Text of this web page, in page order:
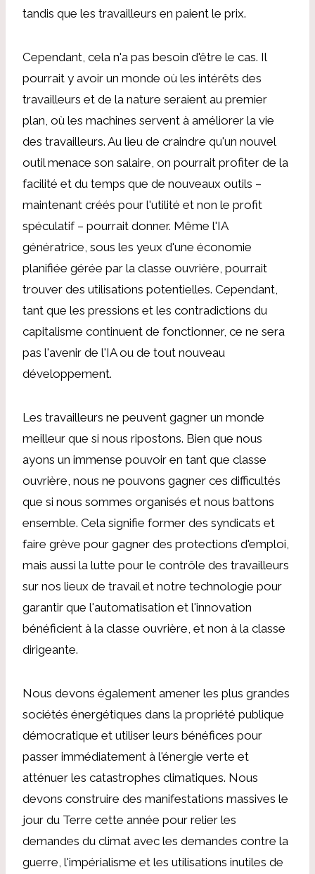
tandis que les travailleurs en paient le prix.
Cependant, cela n'a pas besoin d'être le cas. Il
pourrait y avoir un monde où les intérêts des
travailleurs et de la nature seraient au premier
plan, où les machines servent à améliorer la vie
des travailleurs. Au lieu de craindre qu'un nouvel
outil menace son salaire, on pourrait profiter de la
facilité et du temps que de nouveaux outils –
maintenant créés pour l'utilité et non le profit
spéculatif – pourrait donner. Même l'IA
génératrice, sous les yeux d'une économie
planifiée gérée par la classe ouvrière, pourrait
trouver des utilisations potentielles. Cependant,
tant que les pressions et les contradictions du
capitalisme continuent de fonctionner, ce ne sera
pas l'avenir de l'IA ou de tout nouveau
développement.
Les travailleurs ne peuvent gagner un monde
meilleur que si nous ripostons. Bien que nous
ayons un immense pouvoir en tant que classe
ouvrière, nous ne pouvons gagner ces difficultés
que si nous sommes organisés et nous battons
ensemble. Cela signifie former des syndicats et
faire grève pour gagner des protections d'emploi,
mais aussi la lutte pour le contrôle des travailleurs
sur nos lieux de travail et notre technologie pour
garantir que l'automatisation et l'innovation
bénéficient à la classe ouvrière, et non à la classe
dirigeante.
Nous devons également amener les plus grandes
sociétés énergétiques dans la propriété publique
démocratique et utiliser leurs bénéfices pour
passer immédiatement à l'énergie verte et
atténuer les catastrophes climatiques. Nous
devons construire des manifestations massives le
jour du Terre cette année pour relier les
demandes du climat avec les demandes contre la
guerre, l'impérialisme et les utilisations inutiles de